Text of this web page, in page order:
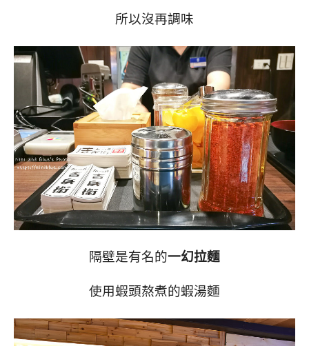
所以沒再調味
隔壁是有名的一幻拉麵
使用蝦頭熬煮的蝦湯麵